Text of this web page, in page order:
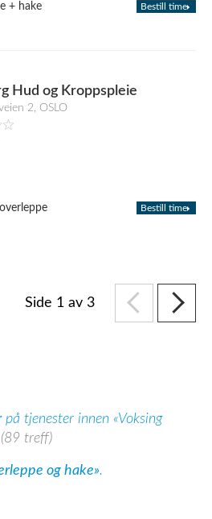
+ hake Bestill time
Hud og Kroppspleie
2, OSLO
Bestill time
Side 1 av 3
på tjenester innen «Voksing
(89 treff)
og hake».